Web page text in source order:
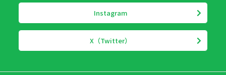
Instagram
X（Twitter）